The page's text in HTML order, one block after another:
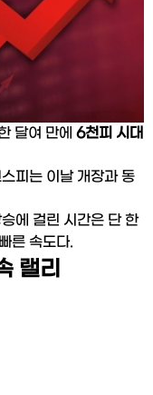
달여 만에 6천피 시대
는 이날 개장과 동
에 걸린 시간은 단 한
른 속도다.
랠리